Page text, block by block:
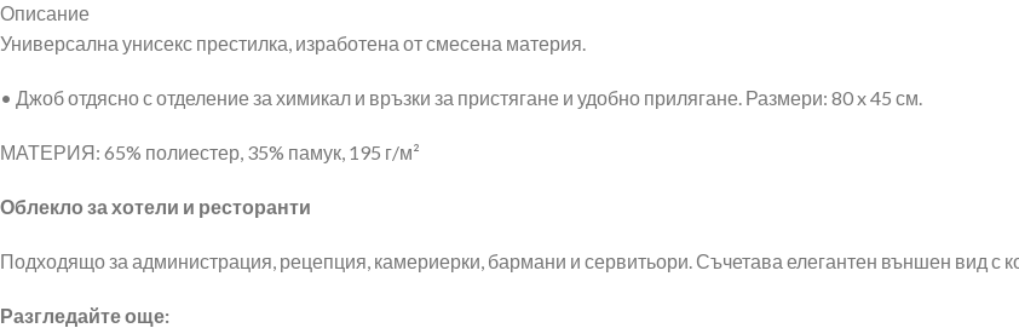
Описание
Универсална унисекс престилка, изработена от смесена материя.
• Джоб отдясно с отделение за химикал и връзки за пристягане и удобно прилягане. Размери: 80 x 45 см.
МАТЕРИЯ: 65% полиестер, 35% памук, 195 г/м²
Облекло за хотели и ресторанти
Подходящо за администрация, рецепция, камериерки, бармани и сервитьори. Съчетава елегантен външен вид с
Разгледайте още: